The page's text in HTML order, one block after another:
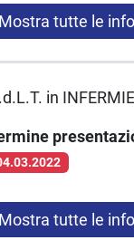
Mostra tutte le
in
Mostra tutte le